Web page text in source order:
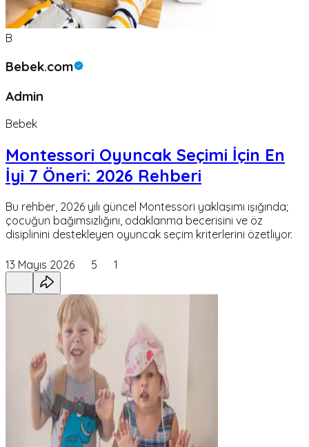
B
Bebek.com
Admin
Bebek
Montessori Oyuncak Seçimi İçin En
İyi 7 Öneri: 2026 Rehberi
Bu rehber, 2026 yılı güncel Montessori yaklaşımı ışığında;
çocuğun bağımsızlığını, odaklanma becerisini ve öz
disiplinini destekleyen oyuncak seçim kriterlerini özetliyor.
13 Mayıs 2026 5 1